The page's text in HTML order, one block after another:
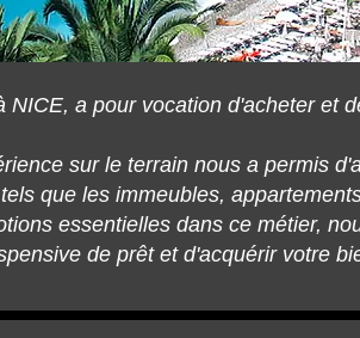
a pour vocation d'acheter et
sur le terrain nous a permis
que les immeubles,
essentielles dans ce métier,
de prêt et d'acquérir votre